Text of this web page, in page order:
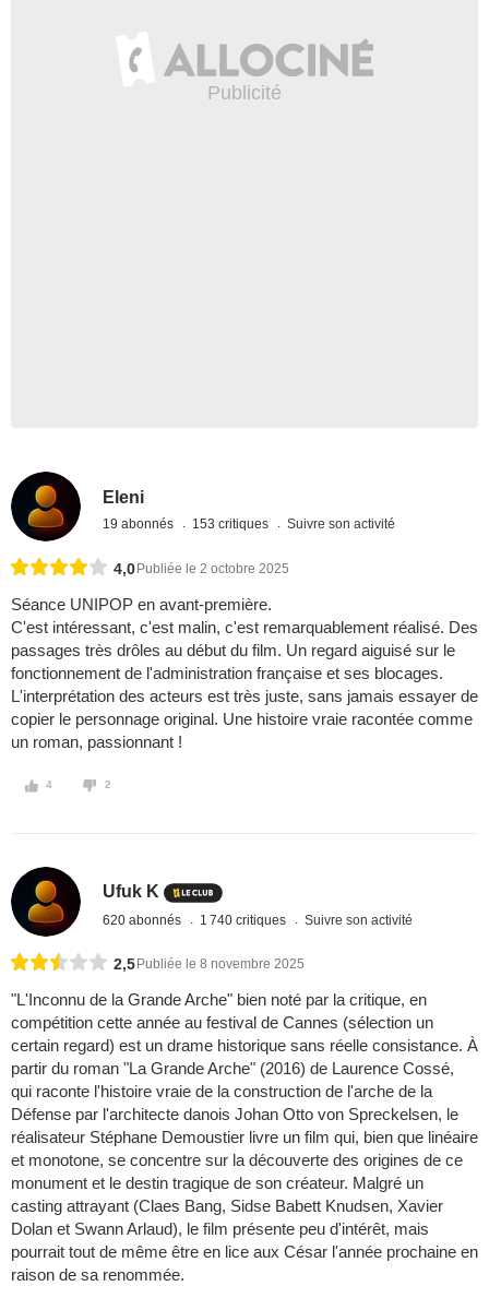
Eleni
19 abonnés 153 critiques Suivre son activité
4,0 Publiée le 2 octobre 2025
Séance UNIPOP en avant-première.
C'est intéressant, c'est malin, c'est remarquablement réalisé. Des
passages très drôles au début du film. Un regard aiguisé sur le
fonctionnement de l'administration française et ses blocages.
L'interprétation des acteurs est très juste, sans jamais essayer de
copier le personnage original. Une histoire vraie racontée comme
un roman, passionnant !
4 2
Ufuk K
620 abonnés 1 740 critiques Suivre son activité
2,5 Publiée le 8 novembre 2025
"L'Inconnu de la Grande Arche" bien noté par la critique, en
compétition cette année au festival de Cannes (sélection un
certain regard) est un drame historique sans réelle consistance. À
partir du roman "La Grande Arche" (2016) de Laurence Cossé,
qui raconte l'histoire vraie de la construction de l'arche de la
Défense par l'architecte danois Johan Otto von Spreckelsen, le
réalisateur Stéphane Demoustier livre un film qui, bien que linéaire
et monotone, se concentre sur la découverte des origines de ce
monument et le destin tragique de son créateur. Malgré un
casting attrayant (Claes Bang, Sidse Babett Knudsen, Xavier
Dolan et Swann Arlaud), le film présente peu d'intérêt, mais
pourrait tout de même être en lice aux César l'année prochaine en
raison de sa renommée.